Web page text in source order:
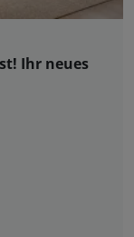
Ihr neues